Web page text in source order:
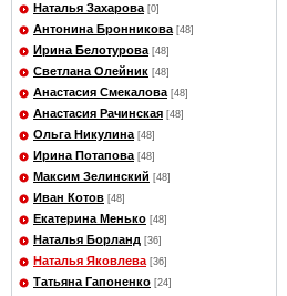
Наталья Захарова [0]
Антонина Бронникова [48]
Ирина Белотурова [48]
Светлана Олейник [48]
Анастасия Смекалова [48]
Анастасия Рачинская [48]
Ольга Никулина [48]
Ирина Потапова [48]
Максим Зелинский [48]
Иван Котов [48]
Екатерина Менько [48]
Наталья Борланд [36]
Наталья Яковлева [36]
Татьяна Гапоненко [24]